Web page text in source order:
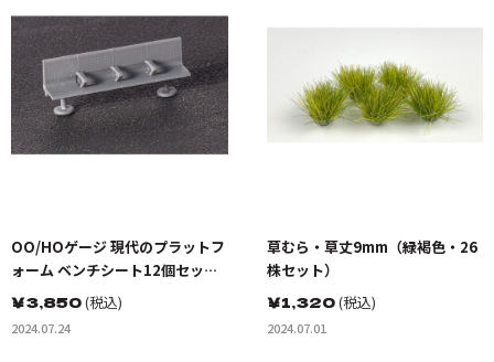
OO/HOゲージ 現代のプラットフ
ォーム ベンチシート12個セット
未塗装キット
￥3,850(税込)
2024.07.24
草むら・草丈9mm（緑褐色・26
株セット）
￥1,320(税込)
2024.07.01